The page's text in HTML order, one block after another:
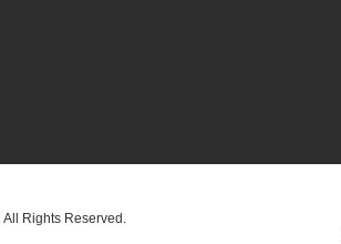
All Rights Reserved.